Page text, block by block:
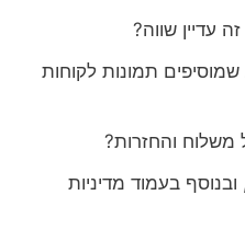
עדיין שווה?
תמונות לקוחות
משלוח והחזרות?
ובנוסף בעמוד מדיניות